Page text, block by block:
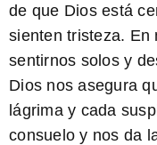
de que Dios está
sienten tristeza. En
sentirnos solos y
Dios nos asegura
lágrima y cada
consuelo y nos da